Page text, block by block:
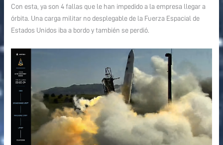
Con esta, ya son 4 fallas que le han impedido a la empresa llegar a
órbita. Una carga militar no desplegable de la Fuerza Espacial de
Estados Unidos iba a bordo y también se perdió.